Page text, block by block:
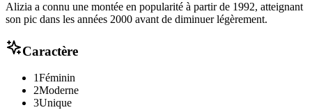
Alizia a connu une montée en popularité à partir de 1992, atteignant
son pic dans les années 2000 avant de diminuer légèrement.
Caractère
1Féminin
2Moderne
3Unique